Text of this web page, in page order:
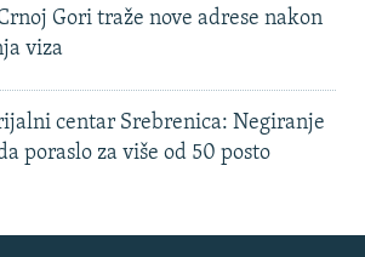
Gori traže nove adrese nakon
viza
centar Srebrenica: Negiranje
poraslo za više od 50 posto